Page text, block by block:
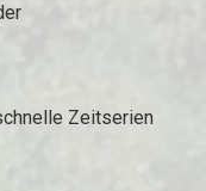
Zeitserien